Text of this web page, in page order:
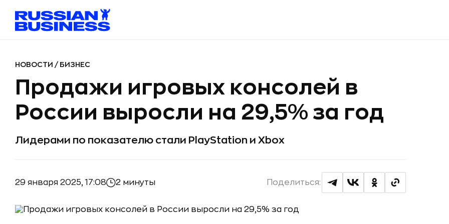
НОВОСТИ / БИЗНЕС
Продажи игровых консолей в
России выросли на 29,5% за год
Лидерами по показателю стали PlayStation и Xbox
29 января 2025, 17:08 2 минуты Поделиться: